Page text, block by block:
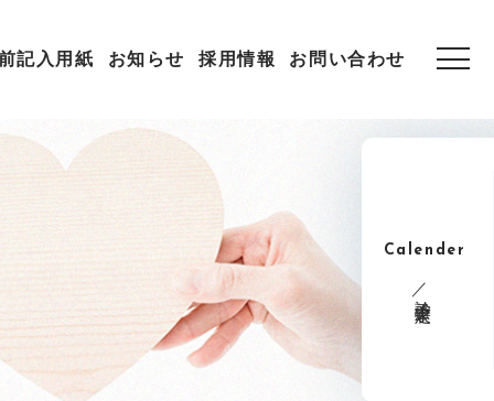
記入用紙 お知らせ 採用情報 お問い合わせ
Calender
診療予定表